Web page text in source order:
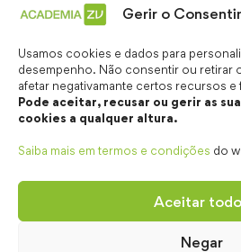
Gerir o
Usamos cookies e dados para
desempenho. Não consentir ou retirar
afetar negativamante certos recursos e
Pode aceitar, recusar ou gerir as
cookies a qualquer altura.
Saiba mais em termos e condições do
Aceitar
Negar